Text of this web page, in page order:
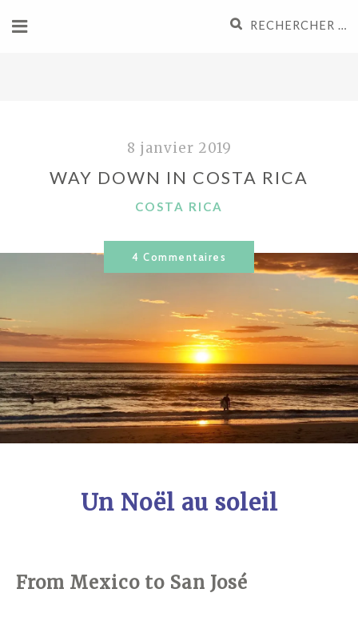
au
Recherche
8 janvier 2019
WAY DOWN IN COSTA RICA
CATÉGORIES
COSTA RICA
4 Commentaires
Un Noël au soleil
From Mexico to San José